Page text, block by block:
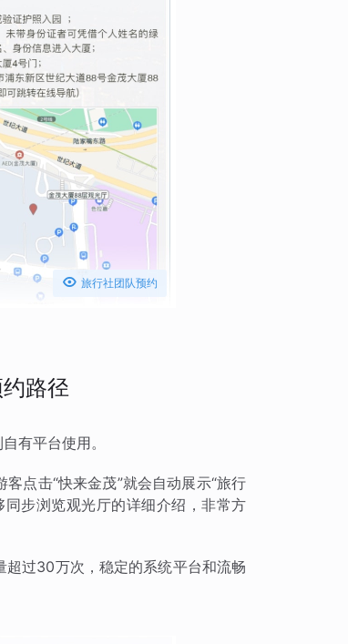
 旅行社团队预约
路径
有平台使用。
点击“快来金茂”就会自动展示“旅行
步浏览观光厅的详细介绍，非常方
过30万次，稳定的系统平台和流畅